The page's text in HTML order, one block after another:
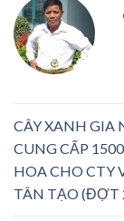
CÂY XANH GIA
CUNG CẤP
HOA CHO CTY
TÂN TẠO (ĐỢT